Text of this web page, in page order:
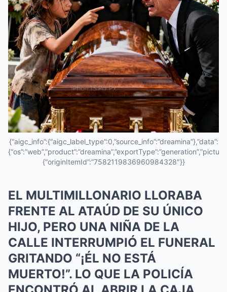
{“aigc_info”:{“aigc_label_type”:0,”source_info”:”dreamina”},”data”:
{“originItemId”:”7582119836960984328″}}
EL MULTIMILLONARIO LLORABA
FRENTE AL ATAÚD DE SU ÚNICO
HIJO, PERO UNA NIÑA DE LA
CALLE INTERRUMPIÓ EL FUNERAL
GRITANDO “¡ÉL NO ESTÁ
MUERTO!”. LO QUE LA POLICÍA